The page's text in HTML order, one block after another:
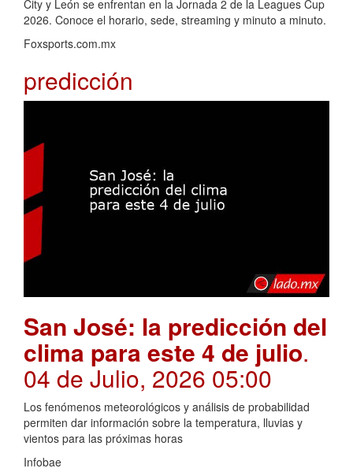
City y León se enfrentan en la Jornada 2 de la Leagues Cup
2026. Conoce el horario, sede, streaming y minuto a minuto.
Foxsports.com.mx
predicción
San José: la predicción del
clima para este 4 de julio.
04 de Julio, 2026 05:00
Los fenómenos meteorológicos y análisis de probabilidad
permiten dar información sobre la temperatura, lluvias y
vientos para las próximas horas
Infobae